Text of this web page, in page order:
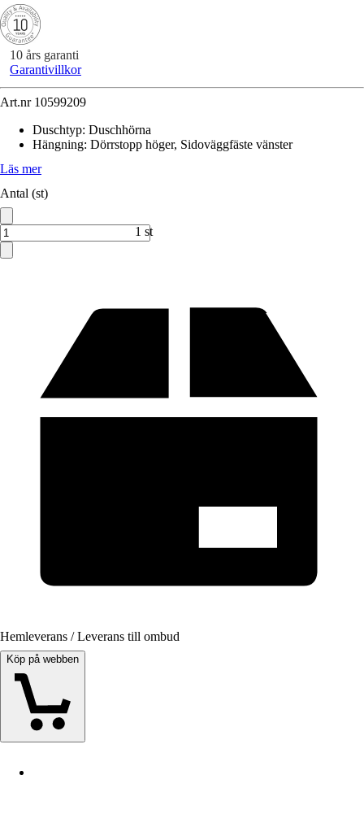
10 års garanti
Garantivillkor
Art.nr 10599209
Duschtyp: Duschhörna
Hängning: Dörrstopp höger, Sidoväggfäste vänster
Läs mer
Antal (st)
1 st
Hemleverans / Leverans till ombud
Köp på webben